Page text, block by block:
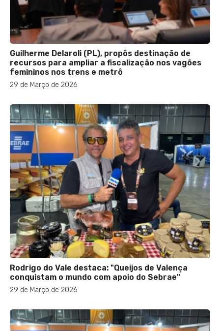
Guilherme Delaroli (PL), propôs destinação de
recursos para ampliar a fiscalização nos vagões
femininos nos trens e metrô
29 de Março de 2026
Rodrigo do Vale destaca: "Queijos de Valença
conquistam o mundo com apoio do Sebrae"
29 de Março de 2026